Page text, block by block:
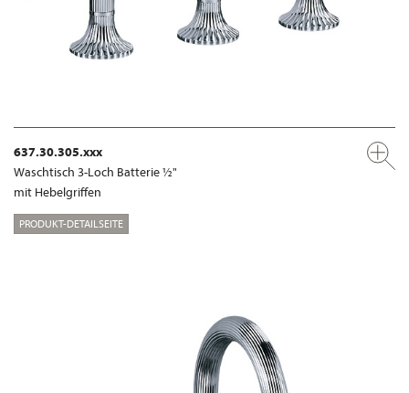
637.30.305.xxx
Waschtisch 3-Loch Batterie ½"
mit Hebelgriffen
PRODUKT-DETAILSEITE